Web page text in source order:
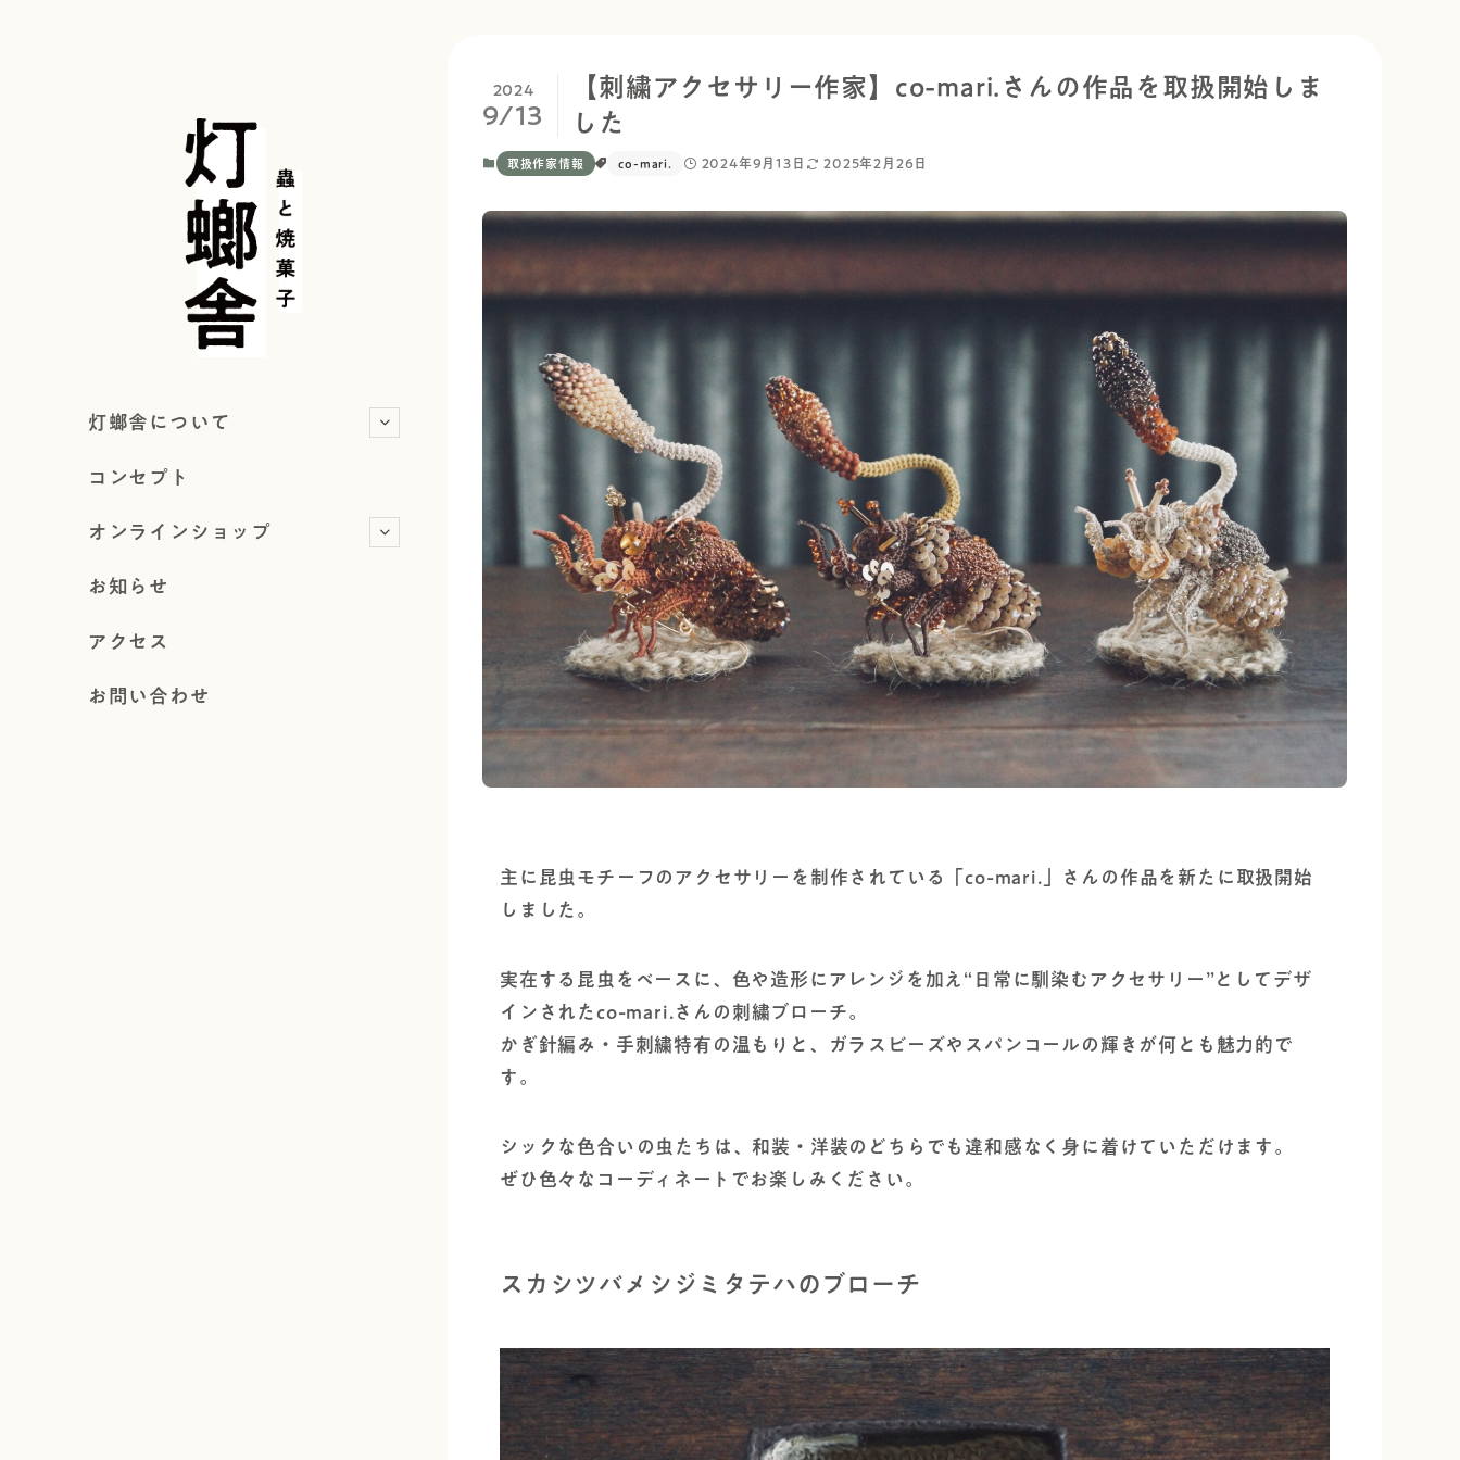
【刺繍アクセサリー作家】co-mari.さんの作品を取扱開始しま
した
2024
9/13
取扱作家情報 co-mari. 2024年9月13日 2025年2月26日
主に昆虫モチーフのアクセサリーを制作されている「co-mari.」さんの作品を新たに取扱開始
しました。
実在する昆虫をベースに、色や造形にアレンジを加え“日常に馴染むアクセサリー”としてデザ
インされたco-mari.さんの刺繍ブローチ。
かぎ針編み・手刺繍特有の温もりと、ガラスビーズやスパンコールの輝きが何とも魅力的で
す。
シックな色合いの虫たちは、和装・洋装のどちらでも違和感なく身に着けていただけます。
ぜひ色々なコーディネートでお楽しみください。
スカシツバメシジミタテハのブローチ
灯螂舎について
コンセプト
オンラインショップ
お知らせ
アクセス
お問い合わせ